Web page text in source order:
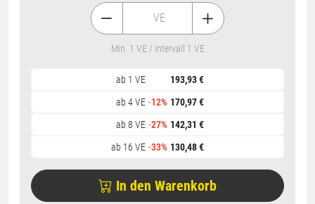
ab 1 VE
193,93 €
ab 4 VE -12% 170,97 €
ab 8 VE -27% 142,31 €
ab 16 VE -33% 130,48 €
VE
Min. 1 VE / Intervall 1 VE
In den Warenkorb